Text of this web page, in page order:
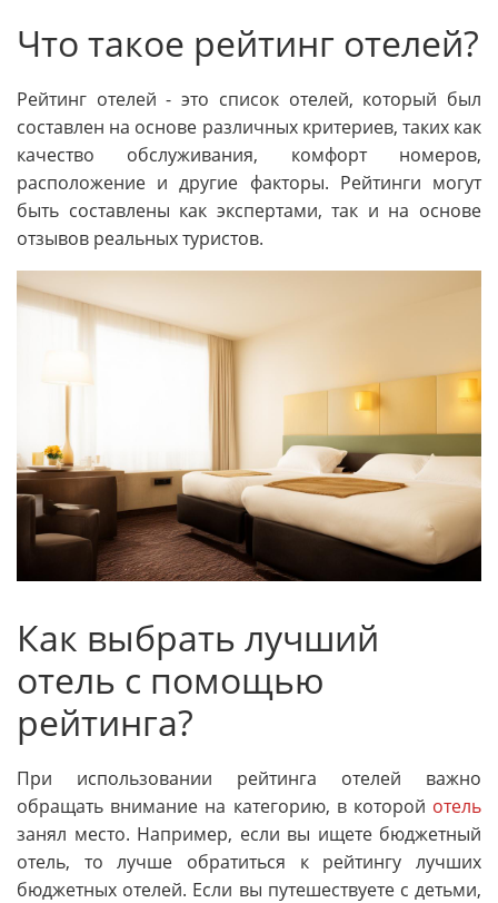
Что такое рейтинг отелей?
Рейтинг отелей - это список отелей, который был
составлен на основе различных критериев, таких как
качество обслуживания, комфорт номеров,
расположение и другие факторы. Рейтинги могут
быть составлены как экспертами, так и на основе
отзывов реальных туристов.
Как выбрать лучший
отель с помощью
рейтинга?
При использовании рейтинга отелей важно
обращать внимание на категорию, в которой отель
занял место. Например, если вы ищете бюджетный
отель, то лучше обратиться к рейтингу лучших
бюджетных отелей. Если вы путешествуете с детьми,